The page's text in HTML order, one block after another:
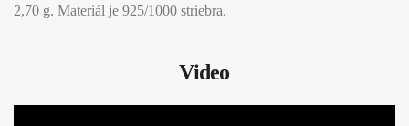
2,70 g. Materiál je 925/1000 striebra.
Video